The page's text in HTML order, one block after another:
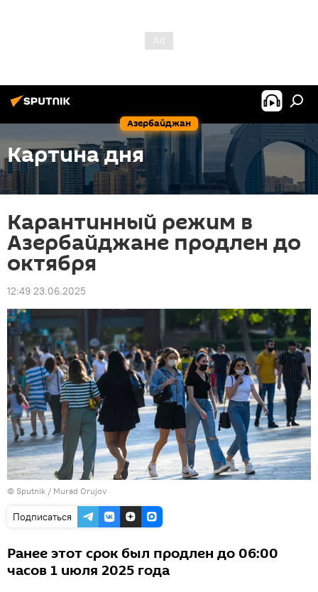
Азербайджан
Картина дня
Карантинный режим в
Азербайджане продлен до
октября
12:49 23.06.2025
© Sputnik / Murad Orujov
Подписаться
Ранее этот срок был продлен до 06:00
часов 1 июля 2025 года